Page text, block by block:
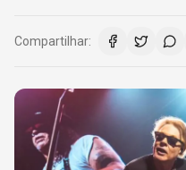
Compartilhar: